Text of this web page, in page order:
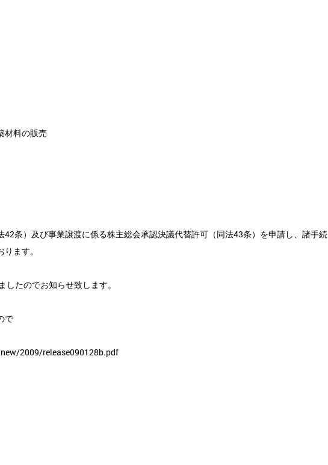
材料の販売
条）及び事業譲渡に係る株主総会承認決議代替許可（同法43条）を申請し、諸手続
ます。
たのでお知らせ致します。
で
2009/release090128b.pdf